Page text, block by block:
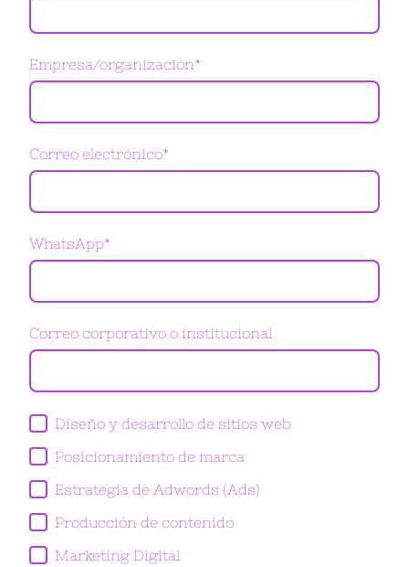
Empresa/organización*
Correo electrónico*
WhatsApp*
Correo corporativo o institucional
Diseño y desarrollo de sitios web
Posicionamiento de marca
Estrategia de Adwords (Ads)
Producción de contenido
Marketing Digital